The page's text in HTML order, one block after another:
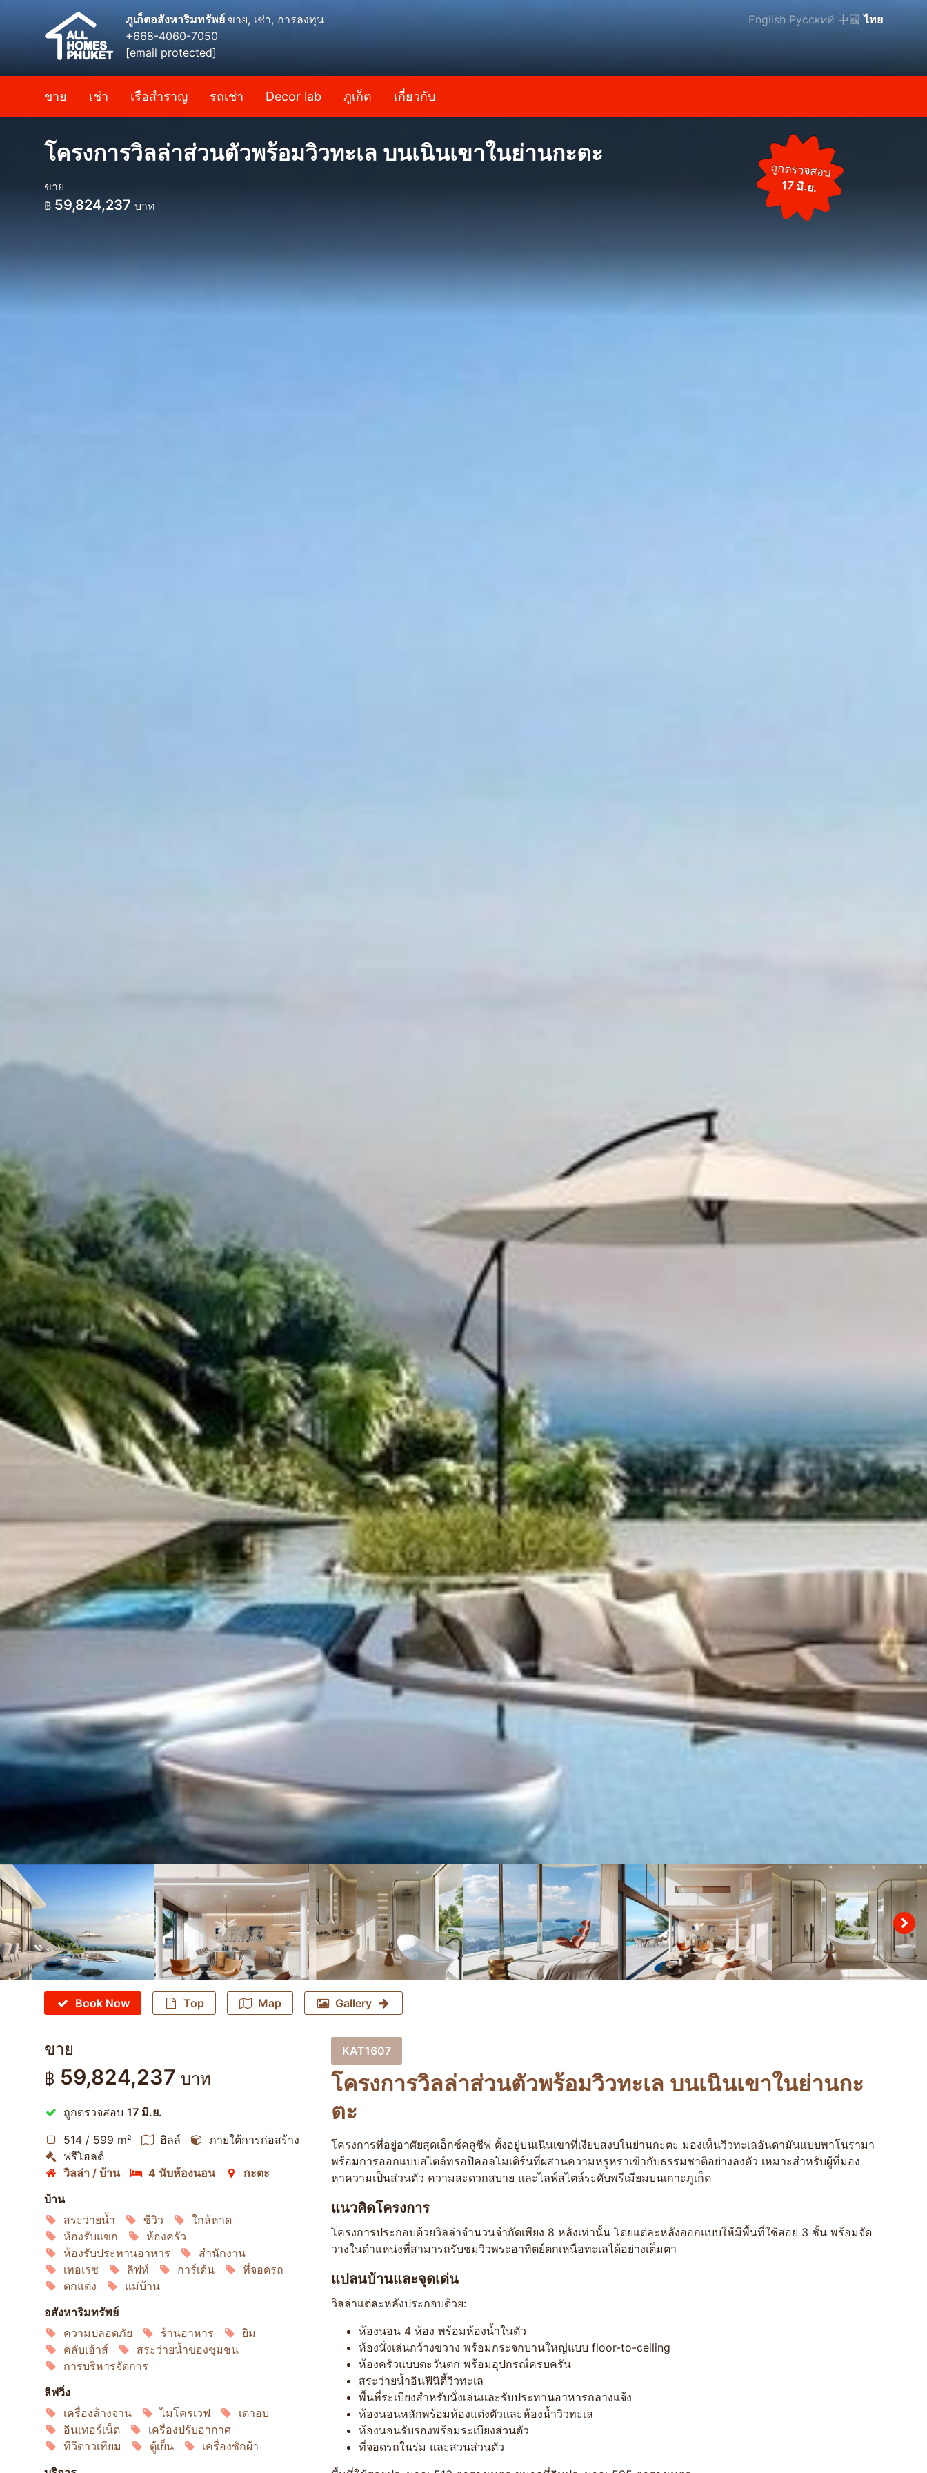
ภูเก็ตอสังหาริมทรัพย์ ขาย, เช่า, การลงทุน
+668-4060-7050
[email protected]
English Русский 中國 ไทย
ขาย เช่า เรือสำราญ รถเช่า Decor lab ภูเก็ต เกี่ยวกับ
ถูกตรวจสอบ
17 มิ.ย.
โครงการวิลล่าส่วนตัวพร้อมวิวทะเล บนเนินเขาในย่านกะตะ
ขาย
฿ 59,824,237 บาท
Book Now Top Map Gallery
ขาย
฿ 59,824,237 บาท
ถูกตรวจสอบ 17 มิ.ย.
514 / 599 m²
ฮิลล์
ภายใต้การก่อสร้าง
ฟรีโฮลด์
วิลล่า / บ้าน
4 นับห้องนอน
กะตะ
บ้าน
สระว่ายน้ำ
ซีวิว
ใกล้หาด
ห้องรับแขก
ห้องครัว
ห้องรับประทานอาหาร
สำนักงาน
เทอเรซ
ลิฟท์ การ์เด้น
ที่จอดรถ
ตกแต่ง
แม่บ้าน
อสังหาริมทรัพย์
ความปลอดภัย
ร้านอาหาร
ยิม
คลับเฮ้าส์
สระว่ายน้ำของชุมชน
การบริหารจัดการ
ลิฟวิ่ง
เครื่องล้างจาน
ไมโครเวฟ
เตาอบ
อินเทอร์เน็ต
เครื่องปรับอากาศ
ทีวีดาวเทียม
ตู้เย็น
เครื่องซักผ้า
KAT1607
โครงการวิลล่าส่วนตัวพร้อมวิวทะเล บนเนินเขาในย่านกะ
ตะ
โครงการที่อยู่อาศัยสุดเอ็กซ์คลูซีฟ ตั้งอยู่บนเนินเขาที่เงียบสงบในย่านกะตะ มองเห็นวิวทะเลอันดามันแบบพาโนรามา
พร้อมการออกแบบสไตล์ทรอปิคอลโมเดิร์นที่ผสานความหรูหราเข้ากับธรรมชาติอย่างลงตัว เหมาะสำหรับผู้ที่มอง
หาความเป็นส่วนตัว ความสะดวกสบาย และไลฟ์สไตล์ระดับพรีเมียมบนเกาะภูเก็ต
แนวคิดโครงการ
โครงการประกอบด้วยวิลล่าจำนวนจำกัดเพียง 8 หลังเท่านั้น โดยแต่ละหลังออกแบบให้มีพื้นที่ใช้สอย 3 ชั้น พร้อมจัด
วางในตำแหน่งที่สามารถรับชมวิวพระอาทิตย์ตกเหนือทะเลได้อย่างเต็มตา
แปลนบ้านและจุดเด่น
วิลล่าแต่ละหลังประกอบด้วย:
ห้องนอน 4 ห้อง พร้อมห้องน้ำในตัว
ห้องนั่งเล่นกว้างขวาง พร้อมกระจกบานใหญ่แบบ floor-to-ceiling
ห้องครัวแบบตะวันตก พร้อมอุปกรณ์ครบครัน
สระว่ายน้ำอินฟินิตี้วิวทะเล
พื้นที่ระเบียงสำหรับนั่งเล่นและรับประทานอาหารกลางแจ้ง
ห้องนอนหลักพร้อมห้องแต่งตัวและห้องน้ำวิวทะเล
ห้องนอนรับรองพร้อมระเบียงส่วนตัว
ที่จอดรถในร่ม และสวนส่วนตัว